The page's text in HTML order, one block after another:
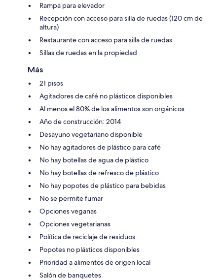
Rampa para elevador
Recepción con acceso para silla de ruedas (120 cm de
altura)
Restaurante con acceso para silla de ruedas
Sillas de ruedas en la propiedad
Más
21 pisos
Agitadores de café no plásticos disponibles
Al menos el 80% de los alimentos son orgánicos
Año de construcción: 2014
Desayuno vegetariano disponible
No hay agitadores de plástico para café
No hay botellas de agua de plástico
No hay botellas de refresco de plástico
No hay popotes de plástico para bebidas
No se permite fumar
Opciones veganas
Opciones vegetarianas
Política de reciclaje de residuos
Popotes no plásticos disponibles
Prioridad a alimentos de origen local
Salón de banquetes